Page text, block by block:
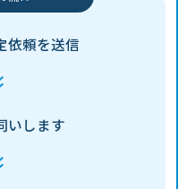
依頼を送信
いします